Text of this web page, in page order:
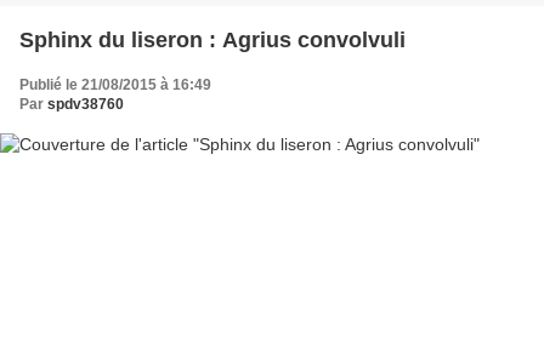
Sphinx du liseron : Agrius convolvuli
Publié le 21/08/2015 à 16:49
Par spdv38760